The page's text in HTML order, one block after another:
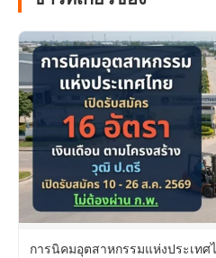
การนิคมอุตสาหกรรมแห่งประเทศ